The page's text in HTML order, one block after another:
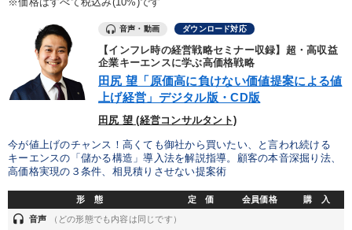
優秀各社の智恵と戦略 事業家のロマンと経営
若手異才経営者の発想 専門家のアドバイス
テーマ
全国経営者セミナー収録〈売れ筋・人気〉音声＆動画20選
※価格はすべて税込み(10%)です
音声・動画 ダウンロード対応
【インフレ時の経営戦略セミナー収録】超・高収益
企業キーエンスに学ぶ高価格戦略
田尻 望「原価高に負けない価値提案による値
上げ経営」デジタル版・CD版
田尻 望 (経営コンサルタント)
今が値上げのチャンス！高くても御社から買いたい、と言われ続ける
キーエンスの「儲かる構造」導入法を解説指導。顧客の本音深掘り法、
高価格実現の３条件、相見積りさせない提案術
形 態 定 価 会員価格 購 入
headset 音声 （どの形態でも内容は同じです）